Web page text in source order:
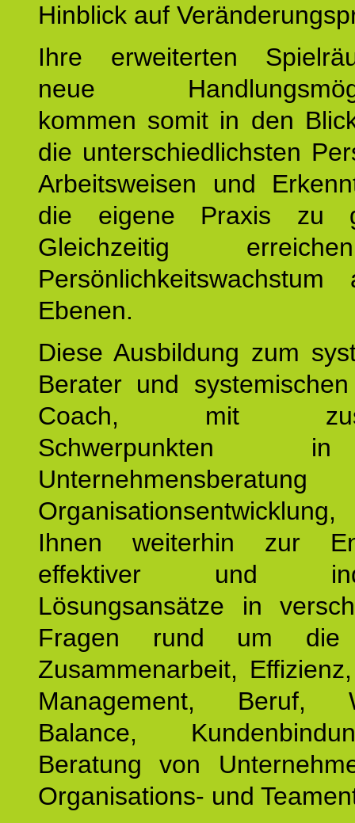
Hinblick auf
Ihre erweiterten
neue
kommen somit in den
die unterschiedlichsten
Arbeitsweisen und
die eigene Praxis zu
Gleichzeitig
Ebenen.
Diese Ausbildung zum
Berater und
Coach, mit
Schwerpunkten
Ihnen weiterhin zur
effektiver und
Lösungsansätze in
Fragen rund um die
Zusammenarbeit,
Management, Beruf,
Balance,
Beratung von
Organisations- und